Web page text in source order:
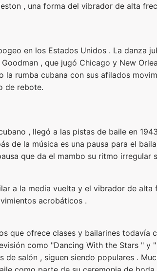
, una forma del vibrador de alta
en los Estados Unidos . La danza
, que jugó Chicago y New
rumba cubana con sus afilados
de rebote.
, llegó a las pistas de baile en
de la música es una pausa para el
que da el mambo su ritmo irregular
a la media vuelta y el vibrador de alta
acrobáticos .
que ofrece clases y bailarines todavía
como "Dancing With the Stars " y
salón , siguen siendo populares .